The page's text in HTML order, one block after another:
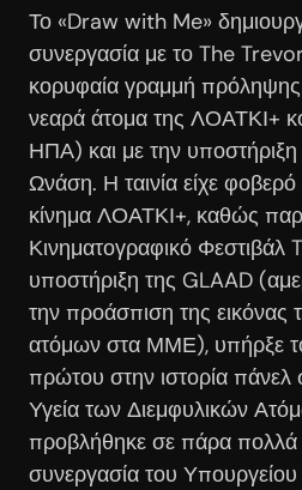
Το «Draw with Me»
συνεργασία με το The
κορυφαία γραμμή πρόληψης
νεαρά άτομα της ΛΟΑΤΚΙ+
ΗΠΑ) και με την υποστήριξη
Ωνάση. Η ταινία είχε
κίνημα ΛΟΑΤΚΙ+, καθώς
Κινηματογραφικό Φεστιβάλ
υποστήριξη της GLAAD
την προάσπιση της
ατόμων στα ΜΜΕ), υπήρξε
πρώτου στην ιστορία
Υγεία των Διεμφυλικών
προβλήθηκε σε πάρα πολλά
συνεργασία του Υπουργείου